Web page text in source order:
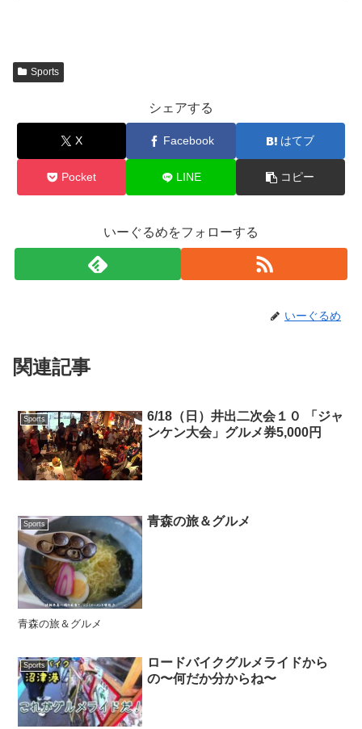
Sports
シェアする
X Facebook はてブ
Pocket LINE コピー
いーぐるめをフォローする
いーぐるめ
関連記事
Sports
6/18（日）井出二次会１０ 「ジャ
ンケン大会」グルメ券5,000円
Sports 青森の旅＆グルメ
青森の旅＆グルメ
Sports
ロードバイクグルメライドから
の〜何だか分からね〜